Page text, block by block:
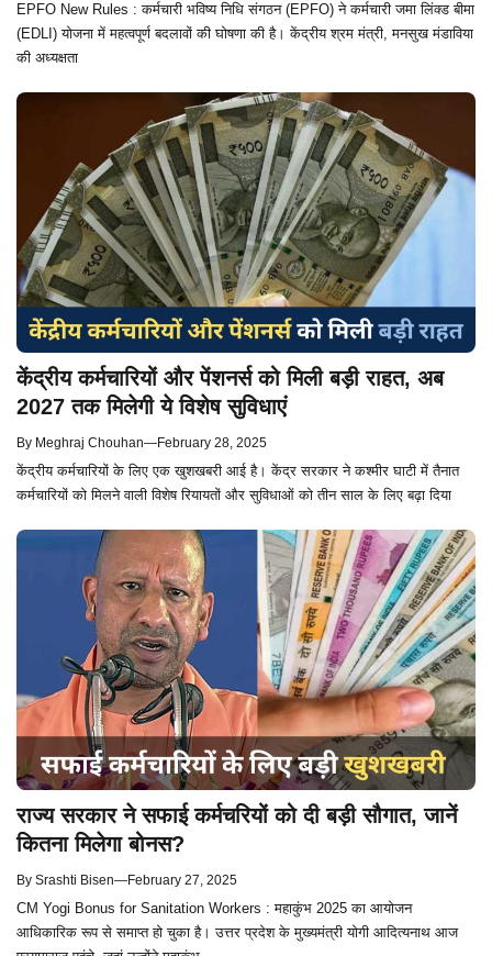
EPFO New Rules : कर्मचारी भविष्य निधि संगठन (EPFO) ने कर्मचारी जमा लिंक्ड बीमा
(EDLI) योजना में महत्वपूर्ण बदलावों की घोषणा की है। केंद्रीय श्रम मंत्री, मनसुख मंडाविया
की अध्यक्षता
केंद्रीय कर्मचारियों और पेंशनर्स को मिली बड़ी राहत, अब
2027 तक मिलेगी ये विशेष सुविधाएं
By Meghraj Chouhan—February 28, 2025
केंद्रीय कर्मचारियों के लिए एक खुशखबरी आई है। केंद्र सरकार ने कश्मीर घाटी में तैनात
कर्मचारियों को मिलने वाली विशेष रियायतों और सुविधाओं को तीन साल के लिए बढ़ा दिया
राज्य सरकार ने सफाई कर्मचरियों को दी बड़ी सौगात, जानें
कितना मिलेगा बोनस?
By Srashti Bisen—February 27, 2025
CM Yogi Bonus for Sanitation Workers : महाकुंभ 2025 का आयोजन
आधिकारिक रूप से समाप्त हो चुका है। उत्तर प्रदेश के मुख्यमंत्री योगी आदित्यनाथ आज